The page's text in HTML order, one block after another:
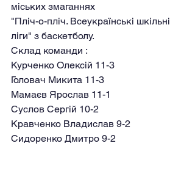
міських змаганнях
"Пліч-о-пліч. Всеукраїнські шкільні
ліги" з баскетболу.
Склад команди :
Курченко Олексій 11-3
Головач Микита 11-3
Мамаєв Ярослав 11-1
Суслов Сергій 10-2
Кравченко Владислав 9-2
Сидоренко Дмитро 9-2